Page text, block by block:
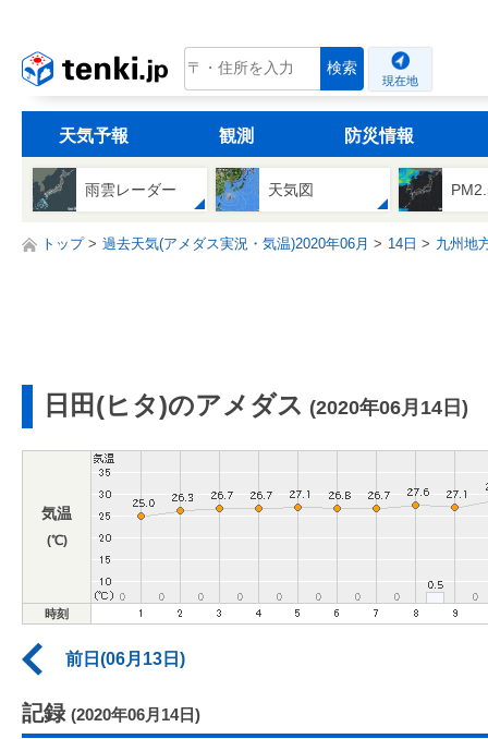
tenki.jp 検索
現在地
天気予報 観測 防災情報
雨雲レーダー 天気図
トップ 過去天気(アメダス実況・気温)2020年06月 14日 九州地
日田(ヒタ)のアメダス (2020年06月14日)
気温
(℃)
時刻
前日(06月13日)
記録 (2020年06月14日)